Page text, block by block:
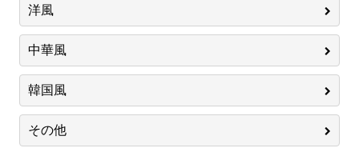
洋風
中華風
韓国風
その他